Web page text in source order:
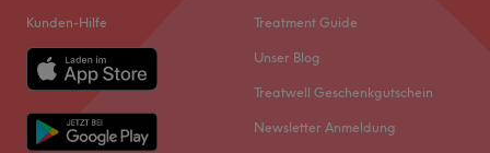
Kunden-Hilfe Treatment Guide
Unser Blog
Treatwell Geschenkgutschein
Newsletter Anmeldung